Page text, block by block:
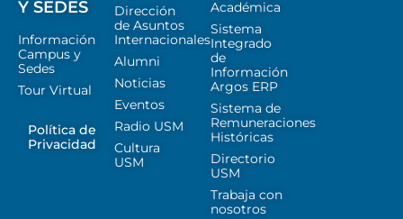
Y SEDES
Información
Campus y
Sedes
Tour Virtual
Política de
Privacidad
Dirección
de Asuntos
Internacionales
Alumni
Noticias
Eventos
Radio USM
Cultura
USM
Académica
Sistema
Integrado
de
Información
Argos ERP
Sistema de
Remuneraciones
Históricas
Directorio
USM
Trabaja con
nosotros